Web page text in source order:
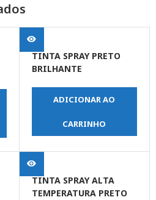
TINTA SPRAY PRETO
BRILHANTE
ADICIONAR AO
CARRINHO
TINTA SPRAY ALTA
TEMPERATURA PRETO